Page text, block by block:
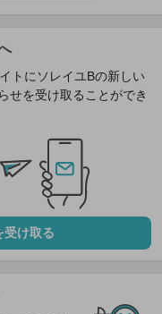
トにソレイユBの新しい
せを受け取ることができ
受け取る